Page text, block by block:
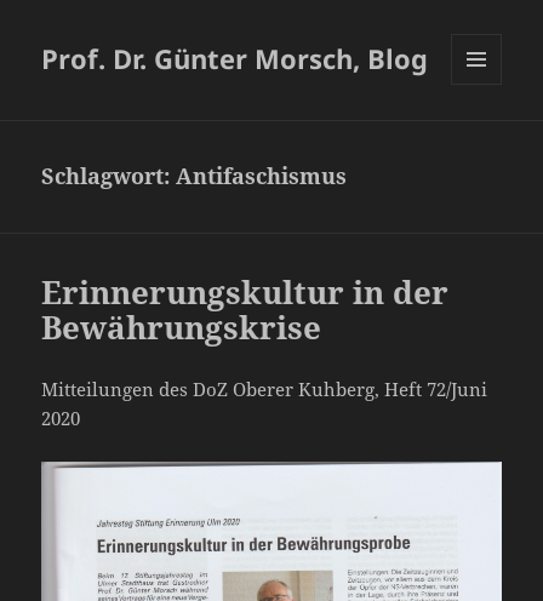
Prof. Dr. Günter Morsch, Blog
Schlagwort:Antifaschismus
Erinnerungskultur in der
Bewährungskrise
Mitteilungen des DoZ Oberer Kuhberg, Heft 72/Juni
2020